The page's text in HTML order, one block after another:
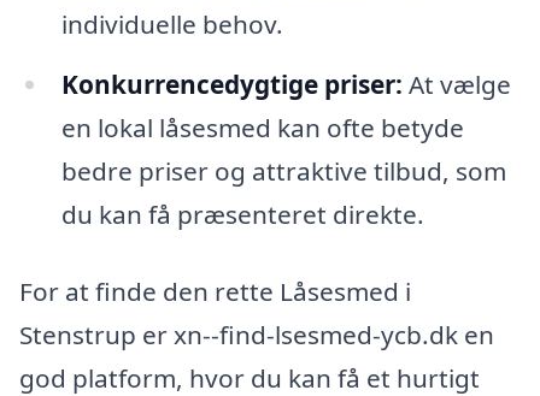
individuelle behov.
Konkurrencedygtige priser: At vælge
en lokal låsesmed kan ofte betyde
bedre priser og attraktive tilbud, som
du kan få præsenteret direkte.
For at finde den rette Låsesmed i
Stenstrup er xn--find-lsesmed-ycb.dk en
god platform, hvor du kan få et hurtigt